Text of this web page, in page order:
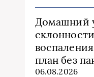
Домашний
план без
06.08.2026